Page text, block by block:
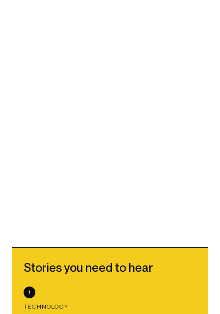
Stories you need to hear
1
TECHNOLOGY